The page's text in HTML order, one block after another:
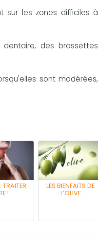
sur les zones difficiles à
des brossettes
sont modérées,
TRAITER
!
LES BIENFAITS DE
L’OLIVE